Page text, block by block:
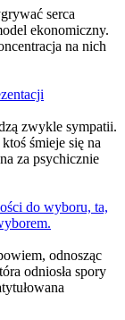
serca
ekonomiczny.
na nich
zwykle sympatii.
śmieje się na
za psychicznie
do wyboru, ta,
odnosząc
odniosła spory